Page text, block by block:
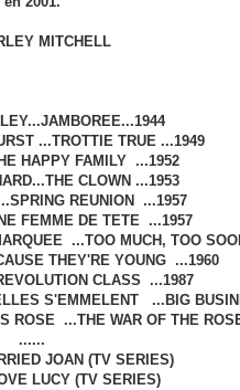
...TROTTIE TRUE ...1949
HAPPY FAMILY ...1952
CLOWN ...1953
REUNION ...1957
FEMME DE TETE ...1957
...TOO MUCH, TOO
THEY'RE YOUNG ...1960
CLASS ...1987
S'EMMELENT ...BIG
ROSE ...THE WAR OF THE
......
JOAN (TV SERIES)
LUCY (TV SERIES)